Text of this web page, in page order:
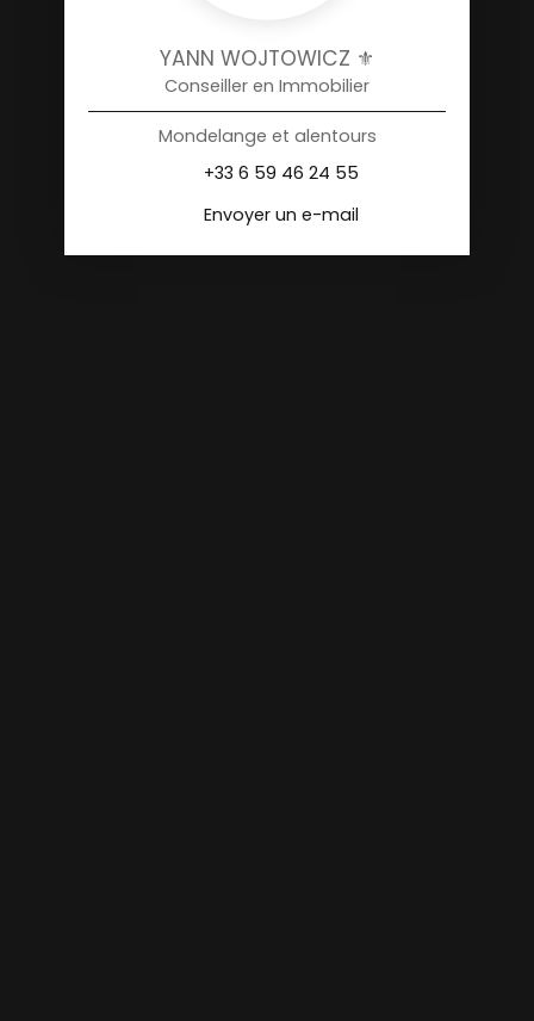
YANN WOJTOWICZ ⚜️
Conseiller en Immobilier
Mondelange et alentours
+33 6 59 46 24 55
Envoyer un e-mail